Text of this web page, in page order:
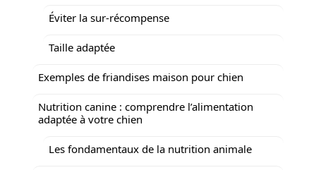
Éviter la sur-récompense
Taille adaptée
Exemples de friandises maison pour chien
Nutrition canine : comprendre l’alimentation
adaptée à votre chien
Les fondamentaux de la nutrition animale